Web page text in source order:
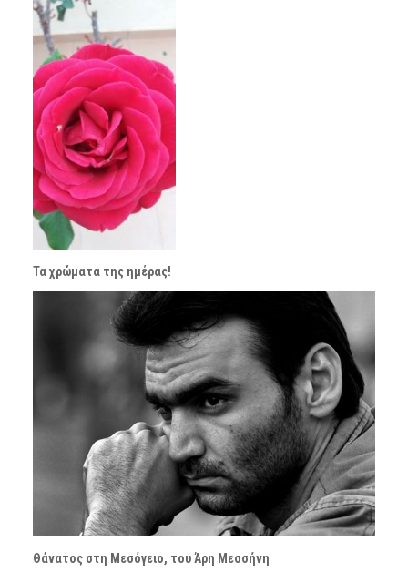
Τα χρώματα της ημέρας!
Θάνατος στη Μεσόγειο, του Άρη Μεσσήνη